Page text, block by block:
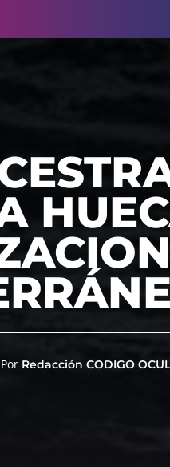
Por Redacción CODIGO